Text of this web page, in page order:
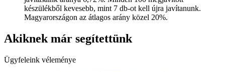
készülékből kevesebb, mint 7 db-ot kell újra javítanunk.
Magyarországon az átlagos arány közel 20%.
Akiknek már segítettünk
Ügyfeleink véleménye